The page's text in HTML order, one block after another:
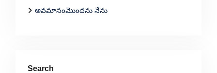
అవమానంమొందను నేను
Search